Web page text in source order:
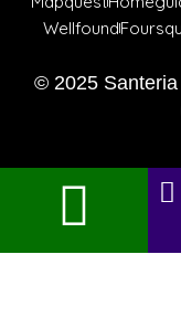
Wellfound
© 2025